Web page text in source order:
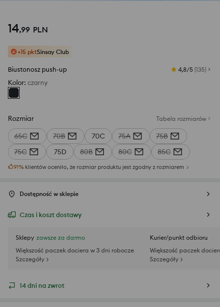
14,99 PLN
+15 pktSinsay Club
Biustonosz push-up 4,8/5 (135)
Kolor: czarny
Rozmiar Tabela rozmiarów
65C 70B 70C 75A
75B
75C
75D 80B 80C 85C
91% klientów oceniło, że rozmiar produktu jest zgodny z rozmiarem
Dostępność w sklepie
Czas i koszt dostawy
Sklepy zawsze za darmo
Większość paczek dociera w 3 dni robocze
Szczegóły >
Kurier/punkt odbioru
Większość paczek
Szczegóły >
14 dni na zwrot